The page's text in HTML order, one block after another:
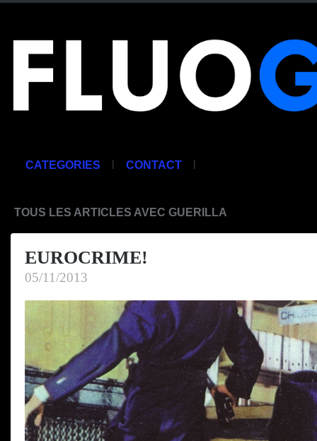
CATEGORIES | CONTACT |
TOUS LES ARTICLES AVEC GUERILLA
EUROCRIME!
05/11/2013